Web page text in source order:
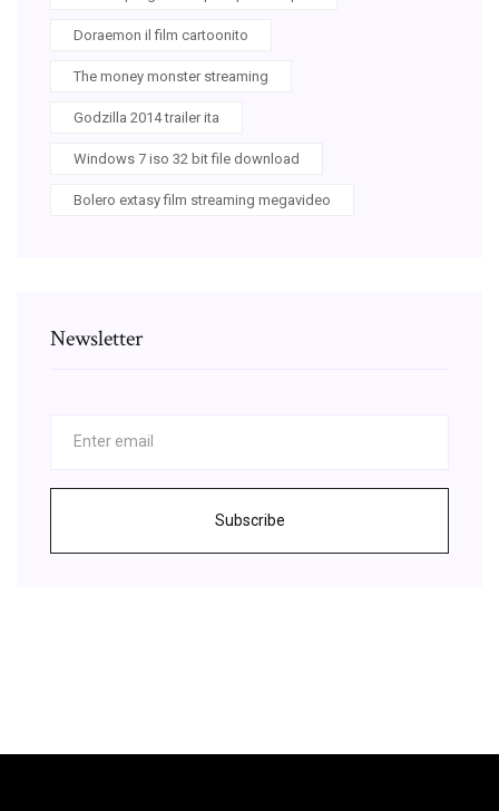
Doraemon il film cartoonito
The money monster streaming
Godzilla 2014 trailer ita
Windows 7 iso 32 bit file download
Bolero extasy film streaming megavideo
Newsletter
Subscribe